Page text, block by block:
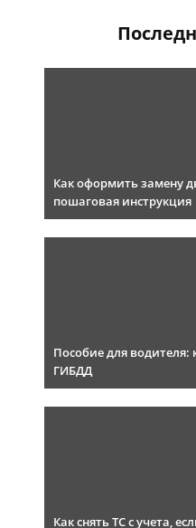
Как оформить замену
пошаговая инструкция
Пособие для
ГИБДД
Как снять ТС с учета,